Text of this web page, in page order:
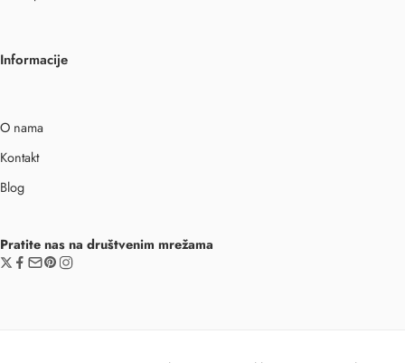
Informacije
O nama
Kontakt
Blog
Pratite nas na društvenim mrežama